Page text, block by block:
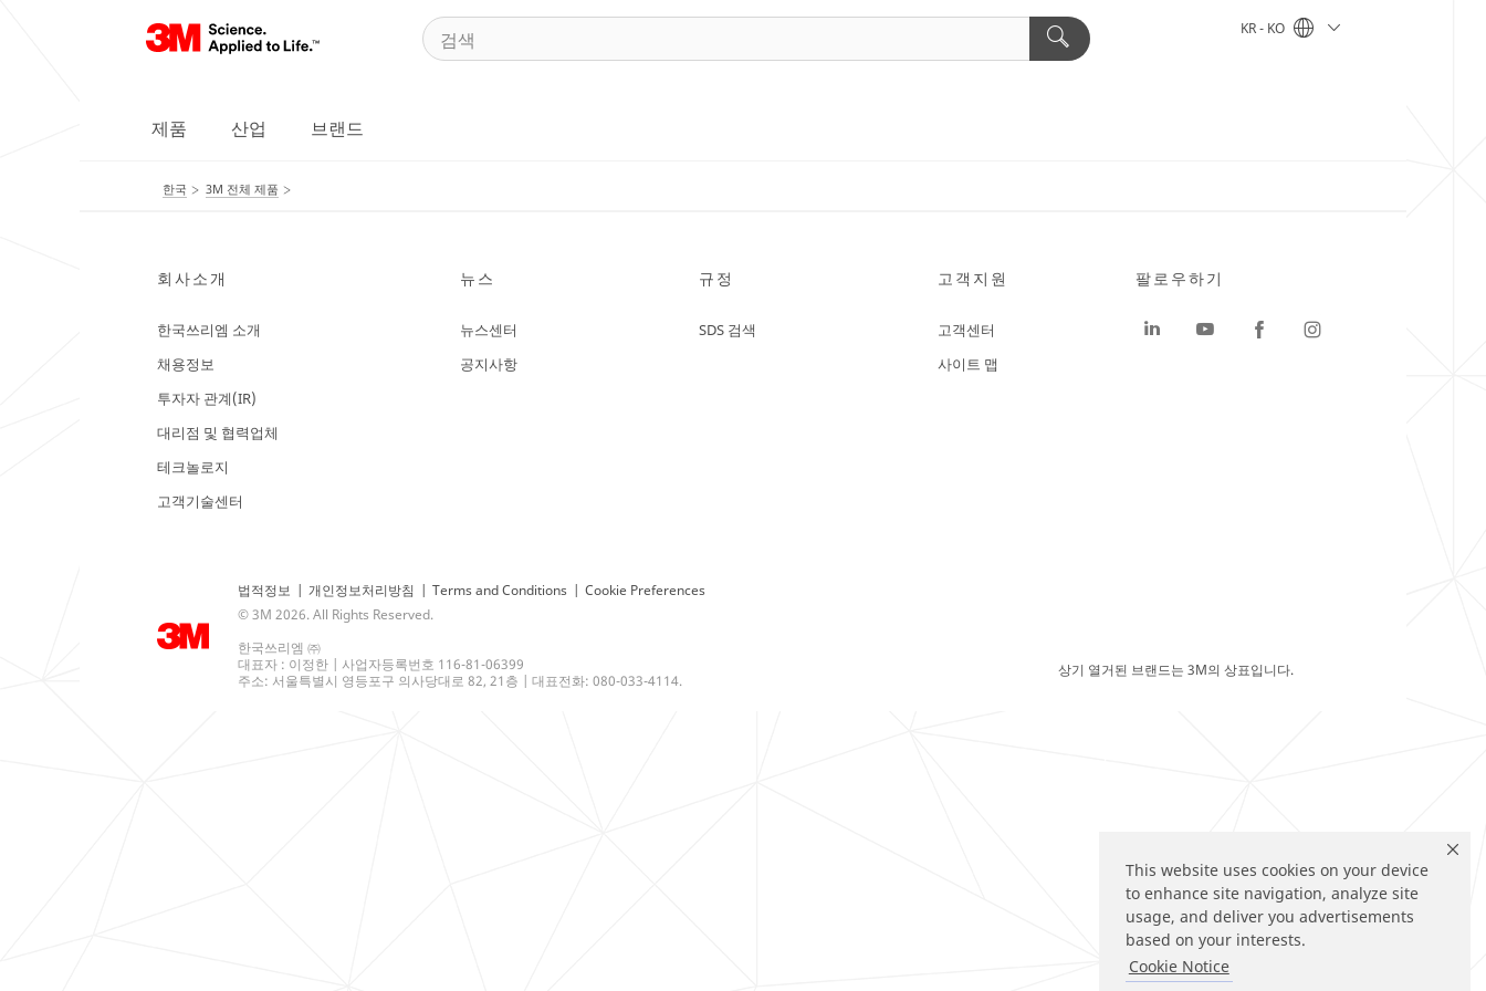
This website uses cookies on your device
to enhance site navigation, analyze site
usage, and deliver you advertisements
based on your interests.
Cookie Notice
KR - KO
제품 산업 브랜드
한국 3M 전체 제품
회사소개
한국쓰리엠 소개
채용정보
투자자 관계(IR)
대리점 및 협력업체
테크놀로지
고객기술센터
뉴스
뉴스센터
공지사항
규정
SDS 검색
고객지원
고객센터
사이트 맵
법적정보 | 개인정보처리방침 | Terms and Conditions | Cookie Preferences
© 3M 2026. All Rights Reserved.
한국쓰리엠 ㈜
대표자 : 이정한 | 사업자등록번호 116-81-06399
주소: 서울특별시 영등포구 의사당대로 82, 21층 | 대표전화: 080-033-4114.
팔로우하기
상기 열거된 브랜드는 3M의 상표입니다.